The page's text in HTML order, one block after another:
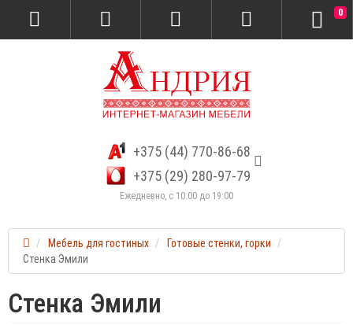
+375 (44) 770-86-68
+375 (29) 280-97-79
Ежедневно, с 10:00 до 19:00
0
Мебель для гостиных
Готовые стенки, горки
Стенка Эмили
Стенка Эмили